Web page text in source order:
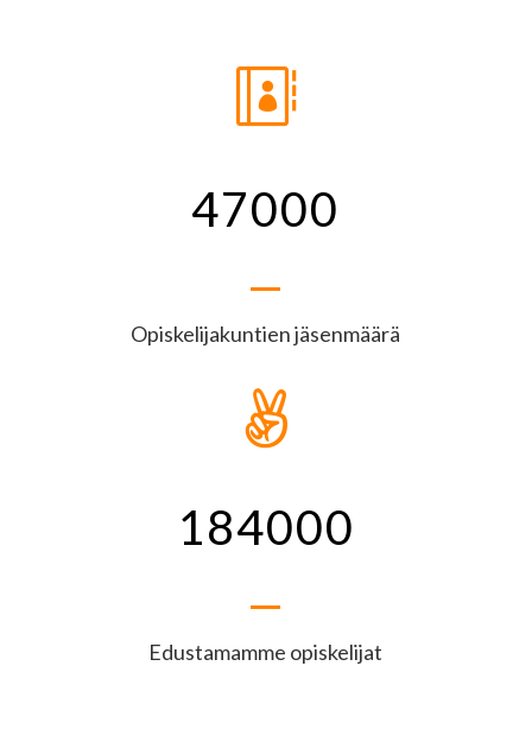

47000
Opiskelijakuntien jäsenmäärä

184000
Edustamamme opiskelijat